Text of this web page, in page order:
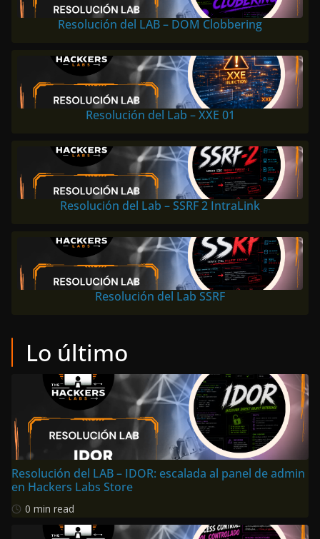
Resolución del LAB – DOM Clobbering
Resolución del Lab – XXE 01
Resolución del Lab – SSRF 2 IntraLink
Resolución del Lab SSRF
Lo último
Resolución del LAB – IDOR: escalada al panel de admin
en Hackers Labs Store
0 min read